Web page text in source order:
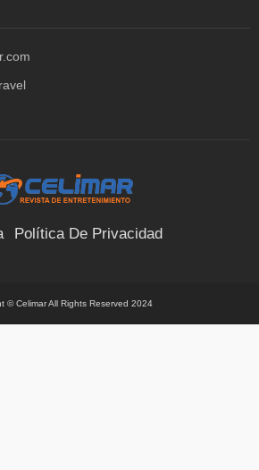
Política De Privacidad
© Celimar All Rights Reserved 2024